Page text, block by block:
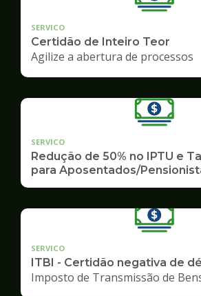
SERVICO
Certidão de Inteiro Teor
Agilize a abertura de processos
SERVICO
Redução de 50% no IPTU e
para Aposentados/
SERVICO
ITBI - Certidão negativa de
Imposto de Transmissão de